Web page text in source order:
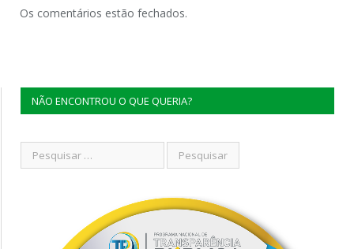
Os comentários estão fechados.
NÃO ENCONTROU O QUE QUERIA?